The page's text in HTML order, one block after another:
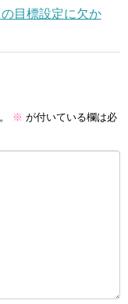
目標設定に欠か
※ が付いている欄は必